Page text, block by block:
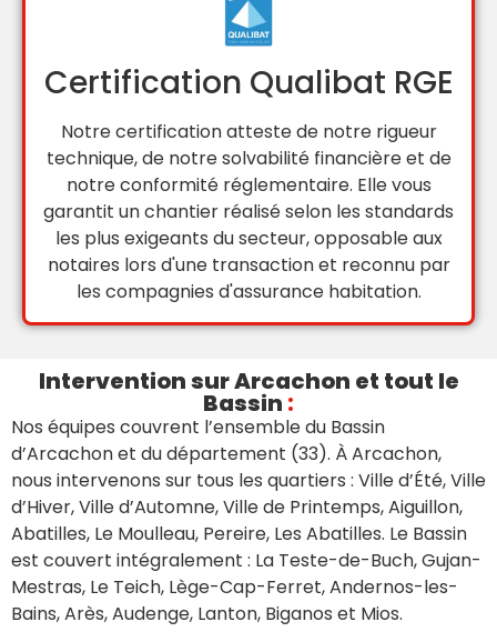
Certification Qualibat RGE
Notre certification atteste de notre rigueur
technique, de notre solvabilité financière et de
notre conformité réglementaire. Elle vous
garantit un chantier réalisé selon les standards
les plus exigeants du secteur, opposable aux
notaires lors d'une transaction et reconnu par
les compagnies d'assurance habitation.
Intervention sur Arcachon et tout le
Bassin :
Nos équipes couvrent l’ensemble du Bassin
d’Arcachon et du département (33). À Arcachon,
nous intervenons sur tous les quartiers : Ville d’Été, Ville
d’Hiver, Ville d’Automne, Ville de Printemps, Aiguillon,
Abatilles, Le Moulleau, Pereire, Les Abatilles. Le Bassin
est couvert intégralement : La Teste-de-Buch, Gujan-
Mestras, Le Teich, Lège-Cap-Ferret, Andernos-les-
Bains, Arès, Audenge, Lanton, Biganos et Mios.